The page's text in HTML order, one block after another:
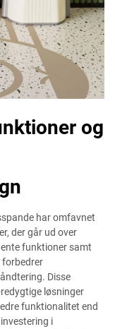
og
har omfavnet
der går ud over
funktioner samt
forbedrer
Disse
løsninger
funktionalitet end
i